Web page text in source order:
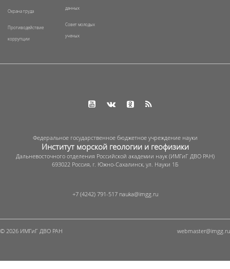
Охрана труда
Противодействие
коррупции
данных
Совет молодых
ученых
Федеральное государственное бюджетное учреждение науки
Институт морской геологии и геофизики
Дальневосточного отделения Российской академии наук (ИМГиГ ДВО РАН)
693022 Россия, г. Южно-Сахалинск, ул. Науки 1Б
+7 (4242) 791-517
© 2026 ИМГиГ ДВО РАН